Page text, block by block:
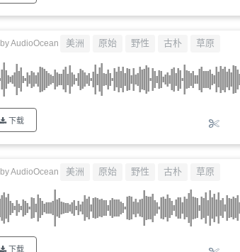
byAudioOcean 美洲 原始 野性 古朴 草原
下载
byAudioOcean 美洲 原始 野性 古朴 草原
下载